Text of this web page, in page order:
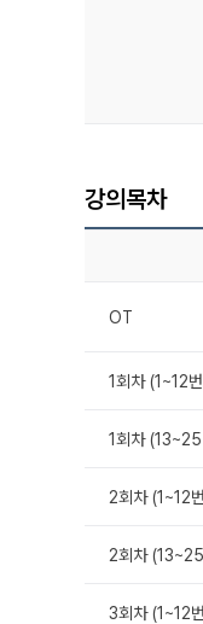
강의목차
OT
1회차 (1~12
1회차
2회차 (1~12
2회차
3회차 (1~12